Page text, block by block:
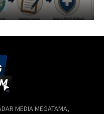
MEDIA MEGATAMA,